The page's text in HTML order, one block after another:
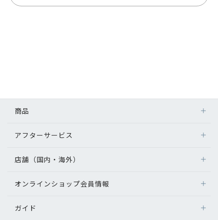
商品
アフターサービス
店舗（国内・海外）
オンラインショップ会員情報
ガイド